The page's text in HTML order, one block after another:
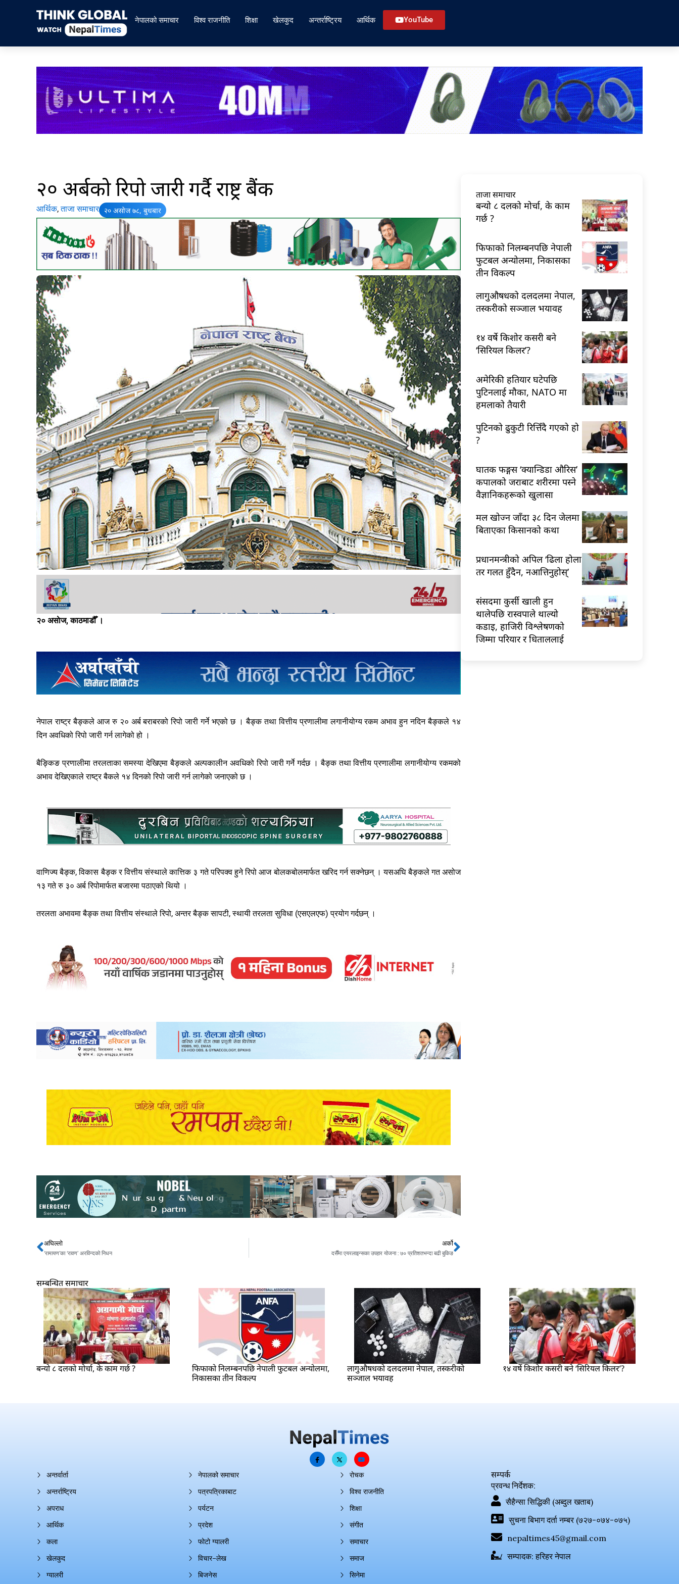
नेपालको समाचार विश्व राजनीति शिक्षा खेलकुद अन्तर्राष्ट्रिय आर्थिक YouTube
२० अर्बको रिपो जारी गर्दै राष्ट्र बैंक
आर्थिक,ताजा समाचार २० असोज ७८, बुधबार
२० असाेज, काठमाडौँ ।
नेपाल राष्ट्र बैङ्कले आज रु २० अर्ब बराबरको रिपो जारी गर्ने भएको छ । बैङ्क तथा वित्तीय प्रणालीमा लगानीयोग्य रकम अभाव हुन नदिन बैङ्कले १४
दिन अवधिको रिपो जारी गर्न लागेको हो ।
बैङ्किङ प्रणालीमा तरलताका समस्या देखिएमा बैङ्कले अल्पकालीन अवधिको रिपो जारी गर्ने गर्दछ । बैङ्क तथा वित्तीय प्रणालीमा लगानीयोग्य रकमको
अभाव देखिएकाले राष्ट्र बैकले १४ दिनको रिपो जारी गर्न लागेको जनाएको छ ।
वाणिज्य बैङ्क, विकास बैङ्क र वित्तीय संस्थाले कात्तिक ३ गते परिपक्व हुने रिपो आज बोलकबोलमार्फत खरिद गर्न सक्नेछन् । यसअघि बैङ्कले गत असोज
१३ गते रु ३० अर्ब रिपोमार्फत बजारमा पठाएको थियो ।
तरलता अभावमा बैङ्क तथा वित्तीय संस्थाले रिपो, अन्तर बैङ्क सापटी, स्थायी तरलता सुविधा (एसएलएफ) प्रयोग गर्दछन् ।
Prev
अघिल्लो
‘रामायण’का ‘रावण’ अरविन्दको निधन
अर्को
दसैँमा एयरलाइन्सका उपहार योजना : ७० प्रतिशतभन्दा बढी बुकिङNext
ताजा समाचार
बन्यो ८ दलको मोर्चा, के काम
गर्छ ?
फिफाको निलम्बनपछि नेपाली
फुटबल अन्योलमा, निकासका
तीन विकल्प
लागुऔषधको दलदलमा नेपाल,
तस्करीको सञ्जाल भयावह
१४ वर्षे किशोर कसरी बने
‘सिरियल किलर’?
अमेरिकी हतियार घटेपछि
पुटिनलाई मौका, NATO मा
हमलाको तैयारी
पुटिनको ढुकुटी रित्तिँदै गएको हो
?
घातक फङ्गस ‘क्यान्डिडा औरिस’
कपालको जराबाट शरीरमा पस्ने
वैज्ञानिकहरूको खुलासा
मल खोज्न जाँदा ३८ दिन जेलमा
बिताएका किसानको कथा
प्रधानमन्त्रीको अपिल ‘ढिला होला
तर गलत हुँदैन, नआत्तिनुहोस्’
संसदमा कुर्सी खाली हुन
थालेपछि रास्वपाले थाल्यो
कडाइ, हाजिरी विश्लेषणको
जिम्मा परियार र धिताललाई
सम्बन्धित समाचार
बन्यो ८ दलको मोर्चा, के काम गर्छ ?
फिफाको निलम्बनपछि नेपाली फुटबल अन्योलमा,
निकासका तीन विकल्प
लागुऔषधको दलदलमा नेपाल, तस्करीको
सञ्जाल भयावह
१४ वर्षे किशोर कसरी बने ‘सिरियल किलर’?
अन्तर्वार्ता
अन्तर्राष्ट्रिय
अपराध
आर्थिक
कला
खेलकुद
ग्यालरी
नेपालको समाचार
पत्रपत्रिकाबाट
पर्यटन
प्रदेश
फोटो ग्यालरी
विचार–लेख
बिजनेस
रोचक
विश्व राजनीति
शिक्षा
संगीत
समाचार
समाज
सिनेमा
सम्पर्क
प्रवन्ध निर्देशक:
सैहैन्सा सिद्धिकी (अब्दुल खताब)
सुचना बिभाग दर्ता नम्बर (७२७-०७४-०७५)
nepaltimes45@gmail.com
सम्पादक: हरिहर नेपाल